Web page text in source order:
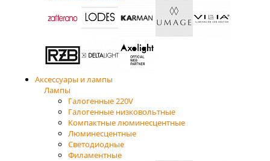
Аксессуары и лампы
Лампы
Галогенные 220V
Галогенные низковольтные
Компактные люминесцентные
Люминесцентные
Светодиодные
Филаментные